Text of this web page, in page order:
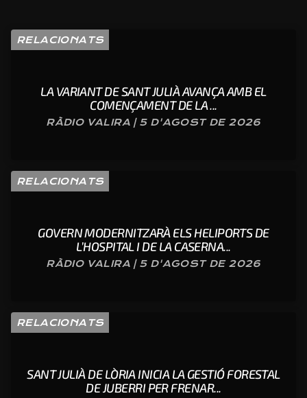
RELACIONATS
LA VARIANT DE SANT JULIÀ AVANÇA AMB EL
COMENÇAMENT DE LA ...
RÀDIO VALIRA | 5 D'AGOST DE 2026
RELACIONATS
GOVERN MODERNITZARÀ ELS HELIPORTS DE
L’HOSPITAL I DE LA CASERNA...
RÀDIO VALIRA | 5 D'AGOST DE 2026
RELACIONATS
SANT JULIÀ DE LÒRIA INICIA LA GESTIÓ FORESTAL
DE JUBERRI PER FRENAR...